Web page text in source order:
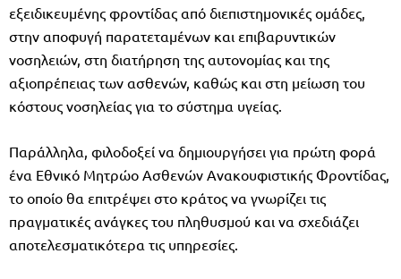
εξειδικευμένης φροντίδας από διεπιστημονικές ομάδες,
στην αποφυγή παρατεταμένων και επιβαρυντικών
νοσηλειών, στη διατήρηση της αυτονομίας και της
αξιοπρέπειας των ασθενών, καθώς και στη μείωση του
κόστους νοσηλείας για το σύστημα υγείας.
Παράλληλα, φιλοδοξεί να δημιουργήσει για πρώτη φορά
ένα Εθνικό Μητρώο Ασθενών Ανακουφιστικής Φροντίδας,
το οποίο θα επιτρέψει στο κράτος να γνωρίζει τις
πραγματικές ανάγκες του πληθυσμού και να σχεδιάζει
αποτελεσματικότερα τις υπηρεσίες.